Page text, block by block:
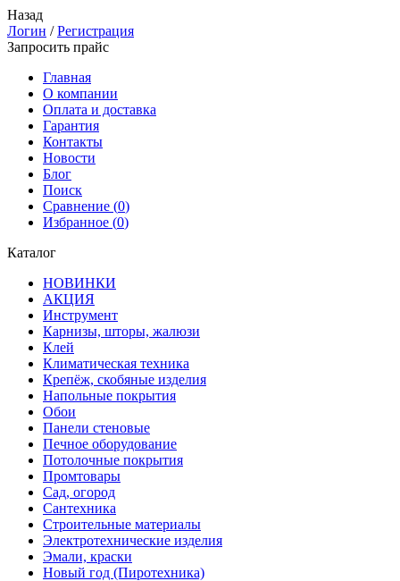
Назад
Логин /Регистрация
Запросить прайс
Главная
О компании
Оплата и доставка
Гарантия
Контакты
Новости
Блог
Поиск
Сравнение (0)
Избранное (0)
Каталог
НОВИНКИ
АКЦИЯ
Инструмент
Карнизы, шторы, жалюзи
Клей
Климатическая техника
Крепёж, скобяные изделия
Напольные покрытия
Обои
Панели стеновые
Печное оборудование
Потолочные покрытия
Промтовары
Сад, огород
Сантехника
Строительные материалы
Электротехнические изделия
Эмали, краски
Новый год (Пиротехника)